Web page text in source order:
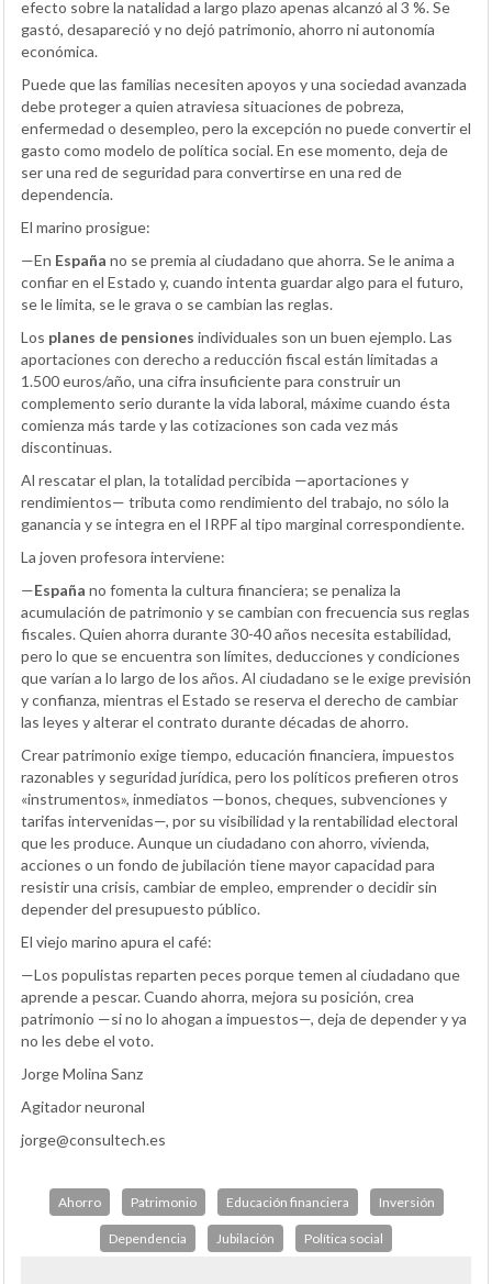
efecto sobre la natalidad a largo plazo apenas alcanzó al 3 %. Se
gastó, desapareció y no dejó patrimonio, ahorro ni autonomía
económica.
Puede que las familias necesiten apoyos y una sociedad avanzada
debe proteger a quien atraviesa situaciones de pobreza,
enfermedad o desempleo, pero la excepción no puede convertir el
gasto como modelo de política social. En ese momento, deja de
ser una red de seguridad para convertirse en una red de
dependencia.
El marino prosigue:
—En España no se premia al ciudadano que ahorra. Se le anima a
confiar en el Estado y, cuando intenta guardar algo para el futuro,
se le limita, se le grava o se cambian las reglas.
Los planes de pensiones individuales son un buen ejemplo. Las
aportaciones con derecho a reducción fiscal están limitadas a
1.500 euros/año, una cifra insuficiente para construir un
complemento serio durante la vida laboral, máxime cuando ésta
comienza más tarde y las cotizaciones son cada vez más
discontinuas.
Al rescatar el plan, la totalidad percibida —aportaciones y
rendimientos— tributa como rendimiento del trabajo, no sólo la
ganancia y se integra en el IRPF al tipo marginal correspondiente.
La joven profesora interviene:
—España no fomenta la cultura financiera; se penaliza la
acumulación de patrimonio y se cambian con frecuencia sus reglas
fiscales. Quien ahorra durante 30-40 años necesita estabilidad,
pero lo que se encuentra son límites, deducciones y condiciones
que varían a lo largo de los años. Al ciudadano se le exige previsión
y confianza, mientras el Estado se reserva el derecho de cambiar
las leyes y alterar el contrato durante décadas de ahorro.
Crear patrimonio exige tiempo, educación financiera, impuestos
razonables y seguridad jurídica, pero los políticos prefieren otros
«instrumentos», inmediatos —bonos, cheques, subvenciones y
tarifas intervenidas—, por su visibilidad y la rentabilidad electoral
que les produce. Aunque un ciudadano con ahorro, vivienda,
acciones o un fondo de jubilación tiene mayor capacidad para
resistir una crisis, cambiar de empleo, emprender o decidir sin
depender del presupuesto público.
El viejo marino apura el café:
—Los populistas reparten peces porque temen al ciudadano que
aprende a pescar. Cuando ahorra, mejora su posición, crea
patrimonio —si no lo ahogan a impuestos—, deja de depender y ya
no les debe el voto.
Jorge Molina Sanz
Agitador neuronal
jorge@consultech.es
Ahorro Patrimonio Educación financiera Inversión
Dependencia Jubilación Política social